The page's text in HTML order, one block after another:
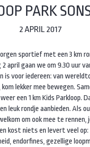
PARK
2 APRIL 2017
sportief met een 3 km
2 april gaan we om 9.30 uur
is voor iedereen: van
lekker mee bewegen.
een 1 km Kids Parkloop.
leuk rondje aanbieden. Als
om ook mee te rennen,
kost niets en levert veel op:
endorfines, gezellige